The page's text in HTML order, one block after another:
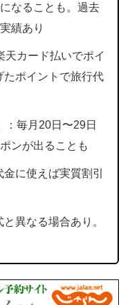
なることも。過去
績あり
天カード払いでポイ
たポイントで旅行代
：毎月20日〜29日
ンが出ることも
に使えば実質割引
異なる場合あり。